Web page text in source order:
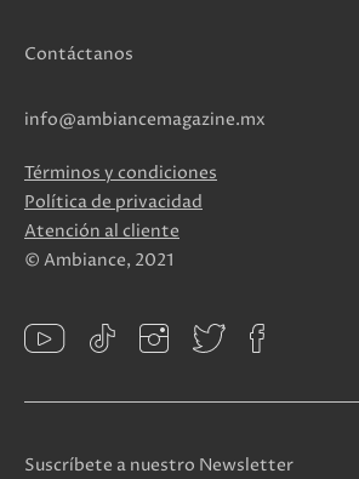
Contáctanos
info@ambiancemagazine.mx
Términos y condiciones
Política de privacidad
Atención al cliente
© Ambiance, 2021
Suscríbete a nuestro Newsletter